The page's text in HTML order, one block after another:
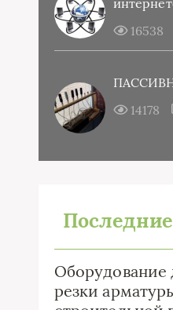
16538
14178
Оборудование
резки